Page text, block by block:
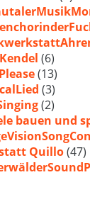
(6)
(13)
(3)
(2)
bauen und
Quillo(47)